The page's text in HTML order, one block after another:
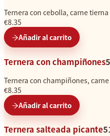
Ternera con cebolla, carne
€8.35
Añadir al carrito
Ternera con champiñones
Ternera con champiñones,
€8.35
Añadir al carrito
Ternera salteada picante